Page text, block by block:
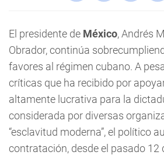
El presidente de México, Andrés
Obrador, continúa
favores al régimen cubano. A
críticas que ha recibido por
altamente lucrativa para la
considerada por diversas
“esclavitud moderna”, el político
contratación, desde el pasado 12